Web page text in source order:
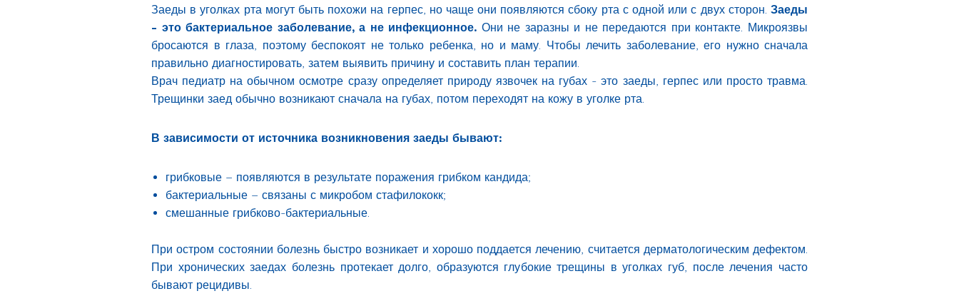
Заеды в уголках рта могут быть похожи на герпес, но чаще они появляются сбоку рта с одной или с двух сторон. Заеды
- это бактериальное заболевание, а не инфекционное. Они не заразны и не передаются при контакте. Микроязвы
бросаются в глаза, поэтому беспокоят не только ребенка, но и маму. Чтобы лечить заболевание, его нужно сначала
правильно диагностировать, затем выявить причину и составить план терапии.
Врач педиатр на обычном осмотре сразу определяет природу язвочек на губах - это заеды, герпес или просто травма.
Трещинки заед обычно возникают сначала на губах, потом переходят на кожу в уголке рта.
В зависимости от источника возникновения заеды бывают:
грибковые – появляются в результате поражения грибком кандида;
бактериальные – связаны с микробом стафилококк;
смешанные грибково-бактериальные.
При остром состоянии болезнь быстро возникает и хорошо поддается лечению, считается дерматологическим дефектом.
При хронических заедах болезнь протекает долго, образуются глубокие трещины в уголках губ, после лечения часто
бывают рецидивы.